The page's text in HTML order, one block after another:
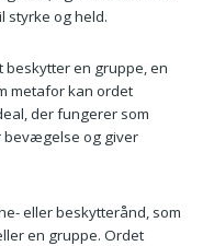
styrke og held.
beskytter en gruppe, en
metafor kan ordet
der fungerer som
bevægelse og giver
eller beskytterånd, som
en gruppe. Ordet